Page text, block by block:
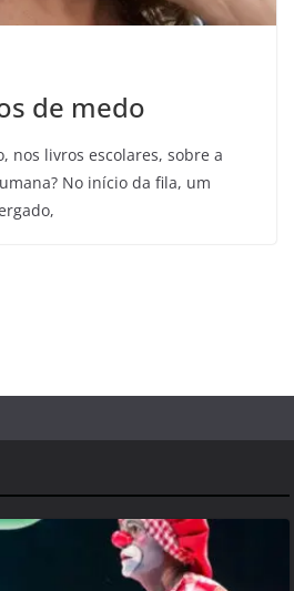
de medo
nos livros escolares, sobre a
No início da fila, um